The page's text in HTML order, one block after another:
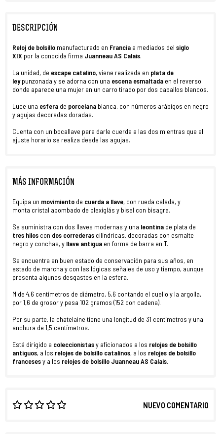
DESCRIPCIÓN
Reloj de bolsillo manufacturado en Francia a mediados del siglo
XIX por la conocida firma Juanneau AS Calais.
La unidad, de escape catalino, viene realizada en plata de
leypunzonada y se adorna con una escena esmaltada en el reverso
donde aparece una mujer en un carro tirado por dos caballos blancos.
Luce una esfera de porcelana blanca, con números arábigos en negro
y agujas decoradas doradas.
Cuenta con un bocallave para darle cuerda a las dos mientras que el
ajuste horario se realiza desde las agujas.
MÁS INFORMACIÓN
Equipa un movimiento de cuerda a llave, con rueda calada, y
monta cristal abombado de plexiglás y bisel con bisagra.
Se suministra con dos llaves modernas y una leontina de plata de
tres hilos con dos correderas cilíndricas, decoradas con esmalte
negro y conchas, y llave antigua en forma de barra en T.
Se encuentra en buen estado de conservación para sus años, en
estado de marcha y con las lógicas señales de uso y tiempo, aunque
presenta algunos desgastes en la esfera.
Mide 4,6 centímetros de diámetro, 5,6 contando el cuello y la argolla,
por 1,6 de grosor y pesa 102 gramos (152 con cadena).
Por su parte, la chatelaine tiene una longitud de 31 centímetros y una
anchura de 1,5 centímetros.
Está dirigido a coleccionistasy aficionados a los relojes de bolsillo
antiguos, a los relojes de bolsillo catalinos, a los relojes de bolsillo
francesesy a los relojes de bolsillo Juanneau AS Calais.
NUEVO COMENTARIO